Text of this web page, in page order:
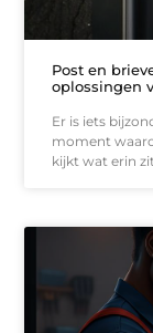
Post en
oplossingen
Er is iets
moment
kijkt wat erin